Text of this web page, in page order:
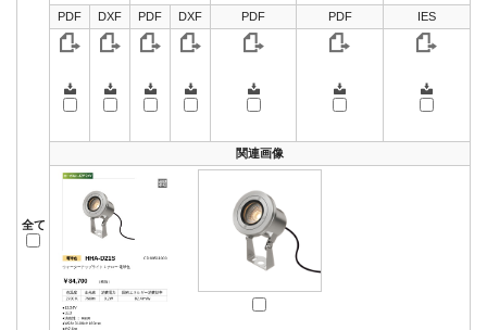
全て
PDF
DXF PDF DXF PDF PDF IES
関連画像